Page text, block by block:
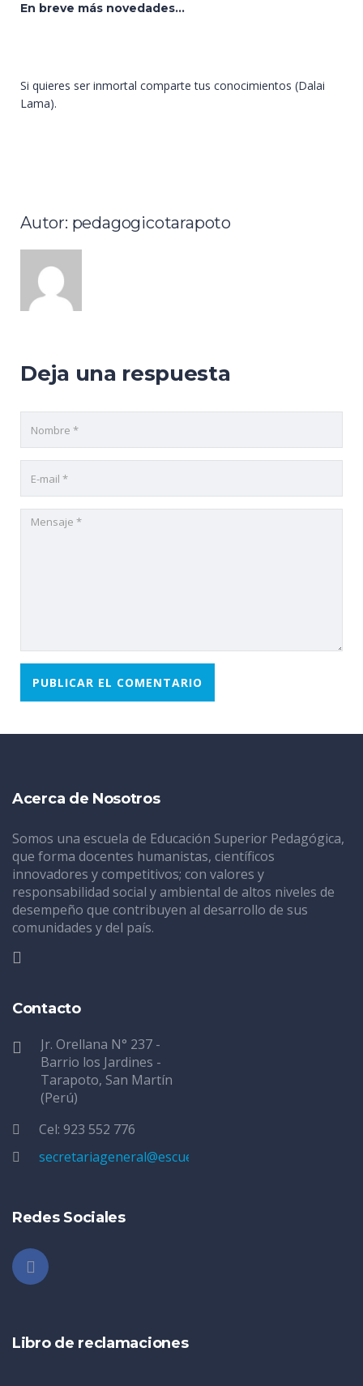
En breve más novedades...
Si quieres ser inmortal comparte tus conocimientos (Dalai
Lama).
Autor: pedagogicotarapoto
Deja una respuesta
Acerca de Nosotros
Somos una escuela de Educación Superior Pedagógica,
que forma docentes humanistas, científicos
innovadores y competitivos; con valores y
responsabilidad social y ambiental de altos niveles de
desempeño que contribuyen al desarrollo de sus
comunidades y del país.
Contacto
Jr. Orellana N° 237 -
Barrio los Jardines -
Tarapoto, San Martín
(Perú)
Cel: 923 552 776
secretariageneral@escuelatarapoto.edu.pe
Redes Sociales
Libro de reclamaciones